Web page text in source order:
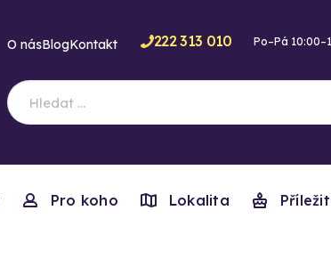
O násBlogKontakt 222 313 010 Po–Pá
Pro koho Lokalita